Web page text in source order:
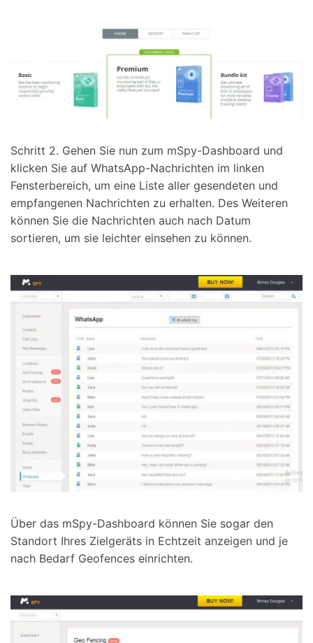
Schritt 2. Gehen Sie nun zum mSpy-Dashboard und
klicken Sie auf WhatsApp-Nachrichten im linken
Fensterbereich, um eine Liste aller gesendeten und
empfangenen Nachrichten zu erhalten. Des Weiteren
können Sie die Nachrichten auch nach Datum
sortieren, um sie leichter einsehen zu können.
Über das mSpy-Dashboard können Sie sogar den
Standort Ihres Zielgeräts in Echtzeit anzeigen und je
nach Bedarf Geofences einrichten.